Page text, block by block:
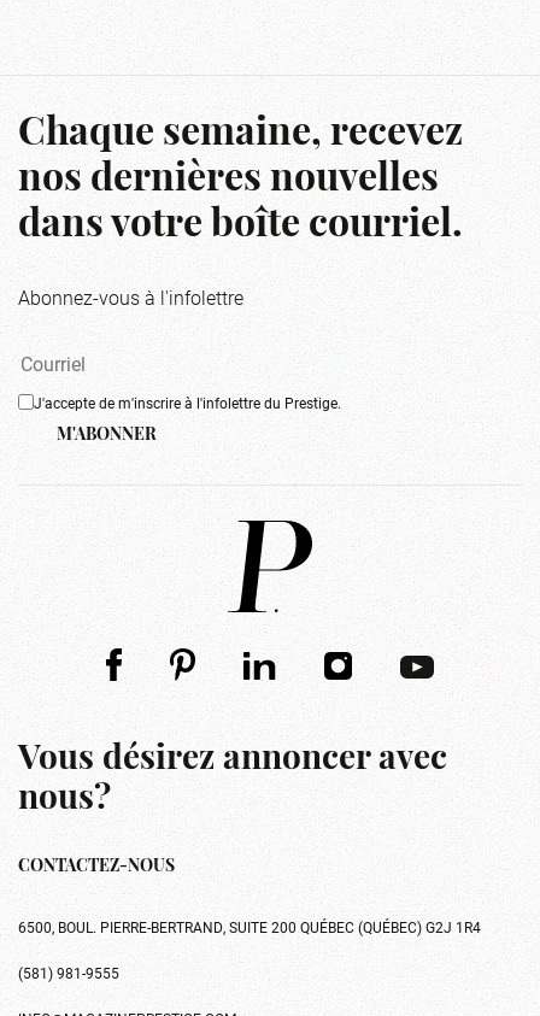
Chaque semaine, recevez
nos dernières nouvelles
dans votre boîte courriel.
Abonnez-vous à l'infolettre
J'accepte de m'inscrire à l'infolettre du Prestige.
M'ABONNER
Vous désirez annoncer avec
nous?
CONTACTEZ-NOUS
6500, BOUL. PIERRE-BERTRAND, SUITE 200 QUÉBEC (QUÉBEC) G2J 1R4
(581) 981-9555